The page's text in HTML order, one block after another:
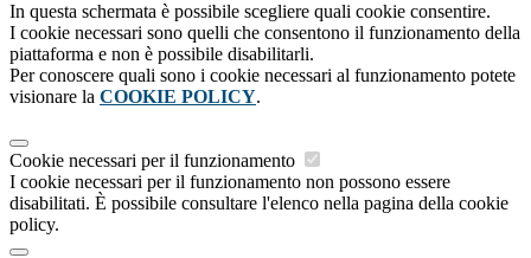
In questa schermata è possibile scegliere quali cookie consentire.
I cookie necessari sono quelli che consentono il funzionamento della
piattaforma e non è possibile disabilitarli.
Per conoscere quali sono i cookie necessari al funzionamento potete
visionare la COOKIE POLICY.
Cookie necessari per il funzionamento
I cookie necessari per il funzionamento non possono essere
disabilitati. È possibile consultare l'elenco nella pagina della cookie
policy.